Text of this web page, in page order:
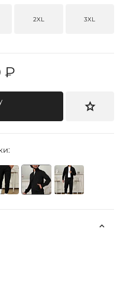
2XL 3XL
₽